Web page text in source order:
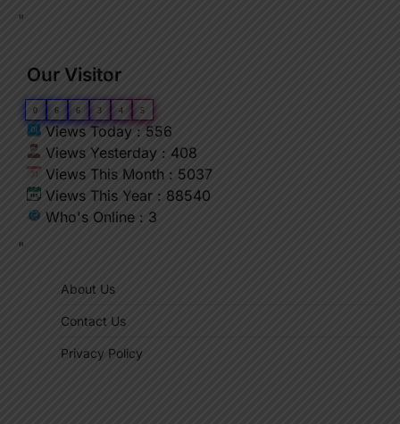
"
Our Visitor
0 6 6 3 4 5
Views Today : 556
Views Yesterday : 408
Views This Month : 5037
Views This Year : 88540
Who's Online : 3
"
About Us
Contact Us
Privacy Policy